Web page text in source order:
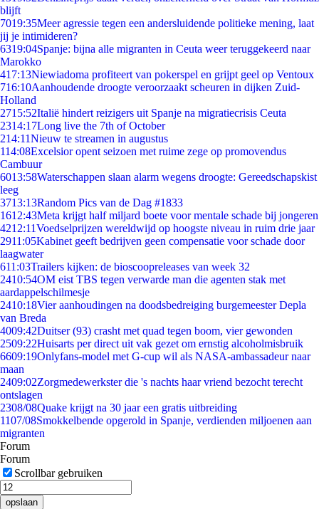
blijft
7019:35Meer agressie tegen een andersluidende politieke mening, laat
jij je intimideren?
6319:04Spanje: bijna alle migranten in Ceuta weer teruggekeerd naar
Marokko
417:13Niewiadoma profiteert van pokerspel en grijpt geel op Ventoux
716:10Aanhoudende droogte veroorzaakt scheuren in dijken Zuid-
Holland
2715:52Italië hindert reizigers uit Spanje na migratiecrisis Ceuta
2314:17Long live the 7th of October
214:11Nieuw te streamen in augustus
114:08Excelsior opent seizoen met ruime zege op promovendus
Cambuur
6013:58Waterschappen slaan alarm wegens droogte: Gereedschapskist
leeg
3713:13Random Pics van de Dag #1833
1612:43Meta krijgt half miljard boete voor mentale schade bij jongeren
4212:11Voedselprijzen wereldwijd op hoogste niveau in ruim drie jaar
2911:05Kabinet geeft bedrijven geen compensatie voor schade door
laagwater
611:03Trailers kijken: de bioscoopreleases van week 32
2410:54OM eist TBS tegen verwarde man die agenten stak met
aardappelschilmesje
2410:18Vier aanhoudingen na doodsbedreiging burgemeester Depla
van Breda
4009:42Duitser (93) crasht met quad tegen boom, vier gewonden
2509:22Huisarts per direct uit vak gezet om ernstig alcoholmisbruik
6609:19Onlyfans-model met G-cup wil als NASA-ambassadeur naar
maan
2409:02Zorgmedewerkster die 's nachts haar vriend bezocht terecht
ontslagen
2308/08Quake krijgt na 30 jaar een gratis uitbreiding
1107/08Smokkelbende opgerold in Spanje, verdienden miljoenen aan
migranten
Forum
Forum
Scrollbar gebruiken
opslaan